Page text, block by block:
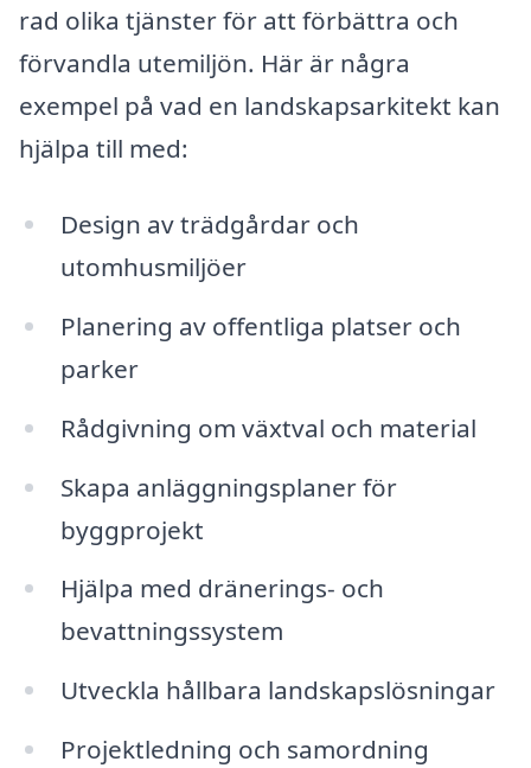
rad olika tjänster för att förbättra och
förvandla utemiljön. Här är några
exempel på vad en landskapsarkitekt kan
hjälpa till med:
Design av trädgårdar och
utomhusmiljöer
Planering av offentliga platser och
parker
Rådgivning om växtval och material
Skapa anläggningsplaner för
byggprojekt
Hjälpa med dränerings- och
bevattningssystem
Utveckla hållbara landskapslösningar
Projektledning och samordning